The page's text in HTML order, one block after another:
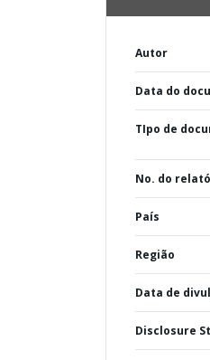
Autor
Data do
TIpo de
No. do
País
Região
Data de
Disclosure